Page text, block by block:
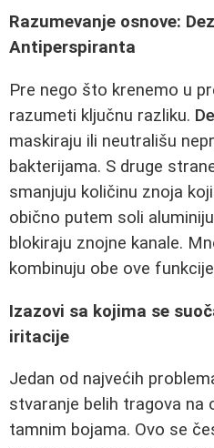
Razumevanje osnove:
Antiperspiranta
Pre nego što krenemo u
razumeti ključnu razliku.
maskiraju ili neutrališu
bakterijama. S druge
smanjuju količinu znoja
obično putem soli
blokiraju znojne kanale.
kombinuju obe ove
Izazovi sa kojima se
iritacije
Jedan od najvećih
stvaranje belih tragova na
tamnim bojama. Ovo se